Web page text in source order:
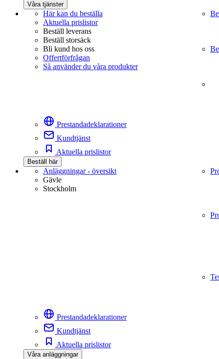
Våra tjänster
Här kan du beställa
Aktuella prislistor
Beställ leverans
Beställ storsäck
Bli kund hos oss
Offertförfrågan
Så använder du våra produkter
Prestandadeklarationer
Kundtjänst
Aktuella prislistor
Beställ här
Anläggningar - översikt
Gävle
Stockholm
Prestandadeklarationer
Kundtjänst
Aktuella prislistor
Våra anläggningar